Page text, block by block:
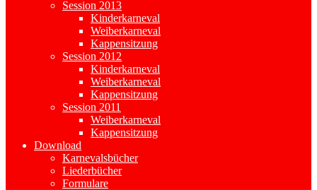
Session 2013
Kinderkarneval
Weiberkarneval
Kappensitzung
Session 2012
Kinderkarneval
Weiberkarneval
Kappensitzung
Session 2011
Weiberkarneval
Kappensitzung
Download
Karnevalsbücher
Liederbücher
Formulare